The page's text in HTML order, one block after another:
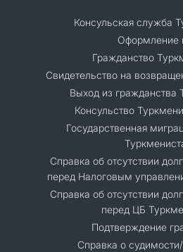
Консульская служба
Оформление
Гражданство
Cвидетельство на
Выход из гражданства
Консульство
Государственная
Справка об отсутствии
перед Налоговым
Справка об отсутствии
перед ЦБ
Подтверждение
Справка о